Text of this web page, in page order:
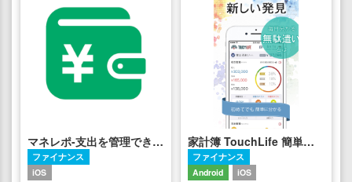
マネレポ-支出を管理できる家計簿アプリ
ファイナンス
iOS
家計簿 TouchLife 簡単人気のお 小遣い帳
ファイナンス
Android
iOS